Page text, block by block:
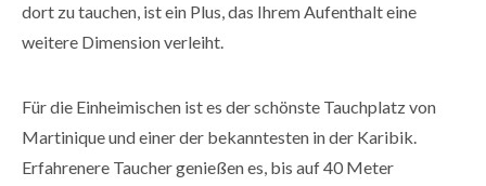
dort zu tauchen, ist ein Plus, das Ihrem Aufenthalt eine
weitere Dimension verleiht.
Für die Einheimischen ist es der schönste Tauchplatz von
Martinique und einer der bekanntesten in der Karibik.
Erfahrenere Taucher genießen es, bis auf 40 Meter